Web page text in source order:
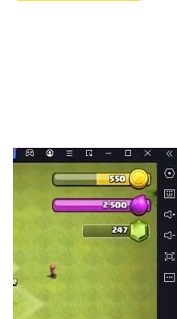
免責聲明：
這個應用程序是由：惡魔殺
此應用程序中的內容不隸屬
別批准。所有圖像、名稱